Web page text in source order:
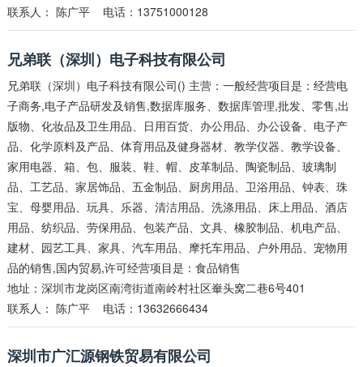
联系人： 陈广平电话：13751000128
兄弟联（深圳）电子科技有限公司
兄弟联（深圳）电子科技有限公司() 主营：一般经营项目是：经营电
子商务,电子产品研发及销售,数据库服务、数据库管理,批发、零售,出
版物、化妆品及卫生用品、日用百货、办公用品、办公设备、电子产
品、化学原料及产品、体育用品及健身器材、教学仪器、教学设备、
家用电器、箱、包、服装、鞋、帽、皮革制品、陶瓷制品、玻璃制
品、工艺品、家居饰品、五金制品、厨房用品、卫浴用品、钟表、珠
宝、母婴用品、玩具、乐器、清洁用品、洗涤用品、床上用品、酒店
用品、纺织品、劳保用品、包装产品、文具、橡胶制品、机电产品、
建材、园艺工具、家具、汽车用品、摩托车用品、户外用品、宠物用
品的销售,国内贸易,许可经营项目是：食品销售
地址：深圳市龙岗区南湾街道南岭村社区輋头窝二巷6号401
联系人： 陈广平电话：13632666434
深圳市广汇源钢铁贸易有限公司